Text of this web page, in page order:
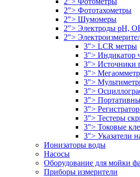
2"> Фототахометры
2"> Шумомеры
2"> Электроды pH,
2">
3"> LCR метры
3"> Индикатор
3"> Источники
3">
3">
3">
3">
3">
3"> Тестеры
3"> Токовые
3"> Указатели
Ионизаторы воды
Насосы
Оборудование для мойки
Приборы измерители